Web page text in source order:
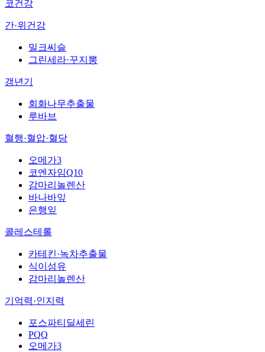
코건강
간·위건강
밀크씨슬
그린세라·꾸지뽕
갱년기
회화나무추출물
루바브
혈행·혈압·혈당
오메가3
코엔자임Q10
감마리놀렌산
바나바잎
은행잎
콜레스테롤
카테킨·녹차추출물
식이섬유
감마리놀렌산
기억력·인지력
포스파티딜세린
PQQ
오메가3